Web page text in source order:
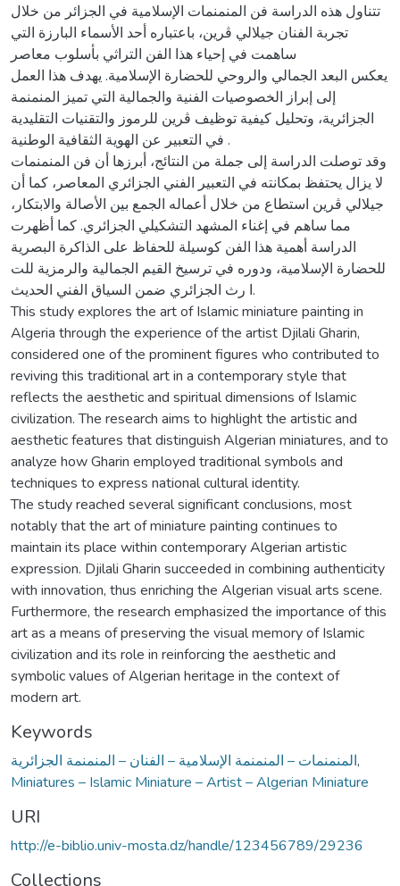
تتناول هذه الدراسة فن المنمنمات الإسلامية في الجزائر من خلال
تجربة الفنان جيلالي ڨرين، باعتباره أحد الأسماء البارزة التي
ساهمت في إحياء هذا الفن التراثي بأسلوب معاصر
يعكس البعد الجمالي والروحي للحضارة الإسلامية. يهدف هذا العمل
إلى إبراز الخصوصيات الفنية والجمالية التي تميز المنمنمة
الجزائرية، وتحليل كيفية توظيف ڨرين للرموز والتقنيات التقليدية
في التعبير عن الهوية الثقافية الوطنية .
وقد توصلت الدراسة إلى جملة من النتائج، أبرزها أن فن المنمنمات
لا يزال يحتفظ بمكانته في التعبير الفني الجزائري المعاصر، كما أن
جيلالي ڨرين استطاع من خلال أعماله الجمع بين الأصالة والابتكار،
مما ساهم في إغناء المشهد التشكيلي الجزائري. كما أظهرت
الدراسة أهمية هذا الفن كوسيلة للحفاظ على الذاكرة البصرية
للحضارة الإسلامية، ودوره في ترسيخ القيم الجمالية والرمزية للت
ا رث الجزائري ضمن السياق الفني الحديث.
This study explores the art of Islamic miniature painting in
Algeria through the experience of the artist Djilali Gharin,
considered one of the prominent figures who contributed to
reviving this traditional art in a contemporary style that
reflects the aesthetic and spiritual dimensions of Islamic
civilization. The research aims to highlight the artistic and
aesthetic features that distinguish Algerian miniatures, and to
analyze how Gharin employed traditional symbols and
techniques to express national cultural identity.
The study reached several significant conclusions, most
notably that the art of miniature painting continues to
maintain its place within contemporary Algerian artistic
expression. Djilali Gharin succeeded in combining authenticity
with innovation, thus enriching the Algerian visual arts scene.
Furthermore, the research emphasized the importance of this
art as a means of preserving the visual memory of Islamic
civilization and its role in reinforcing the aesthetic and
symbolic values of Algerian heritage in the context of
modern art.
Keywords
المنمنمات – المنمنمة الإسلامية – الفنان – المنمنمة الجزائرية,
Miniatures – Islamic Miniature – Artist – Algerian Miniature
URI
http://e-biblio.univ-mosta.dz/handle/123456789/29236
Collections